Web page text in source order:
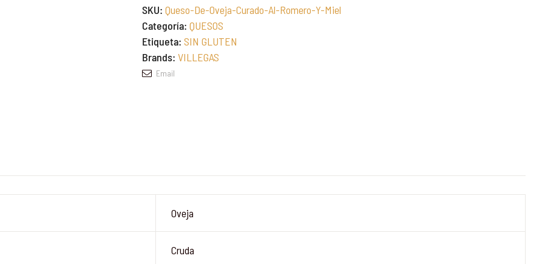
SKU: Queso-De-Oveja-Curado-Al-Romero-Y-Miel
Categoría: QUESOS
Etiqueta: SIN GLUTEN
Brands: VILLEGAS
Email
Oveja
Cruda